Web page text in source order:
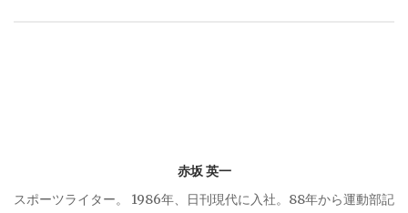
赤坂 英一
スポーツライター。 1986年、日刊現代に入社。88年から運動部記